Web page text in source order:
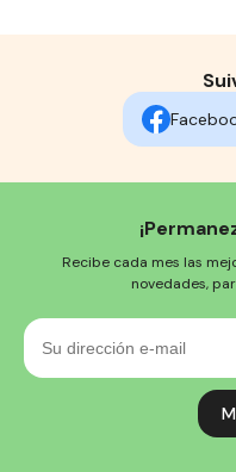
Recibe cada mes las
novedades,
Su
dirección
e-